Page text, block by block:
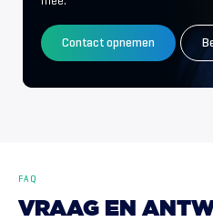
Contact opnemen
FAQ
VRAAG EN